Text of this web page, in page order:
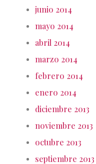
junio 2014
mayo 2014
abril 2014
marzo 2014
febrero 2014
enero 2014
diciembre 2013
noviembre 2013
octubre 2013
septiembre 2013